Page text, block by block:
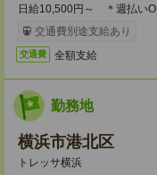
日給10,500円～ ＊週払い
交通費別途支給あり
交通費 全額支給
勤務地
横浜市港北区
トレッサ横浜